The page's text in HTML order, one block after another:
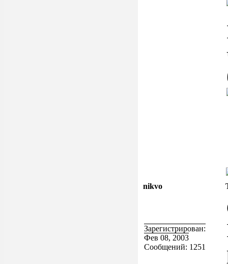
nikvo
Зарегистрирован:
Фев 08, 2003
Сообщений: 1251